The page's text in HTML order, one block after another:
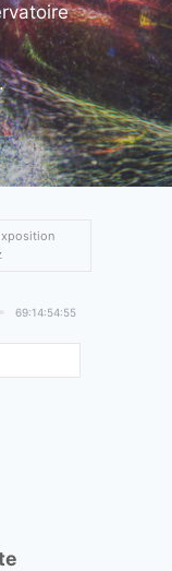
69:14:54:54